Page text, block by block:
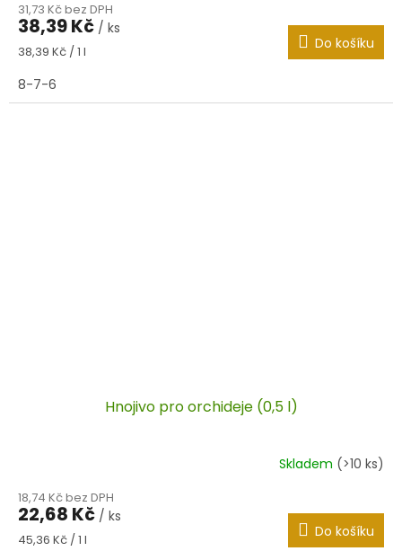
31,73 Kč bez DPH
38,39 Kč / ks
Měrná
38,39 Kč / 1 l Do košíku
8-7-6
Hnojivo pro orchideje (0,5 l)
Skladem (>10 ks)
18,74 Kč bez DPH
22,68 Kč / ks
Měrná
45,36 Kč / 1 l Do košíku